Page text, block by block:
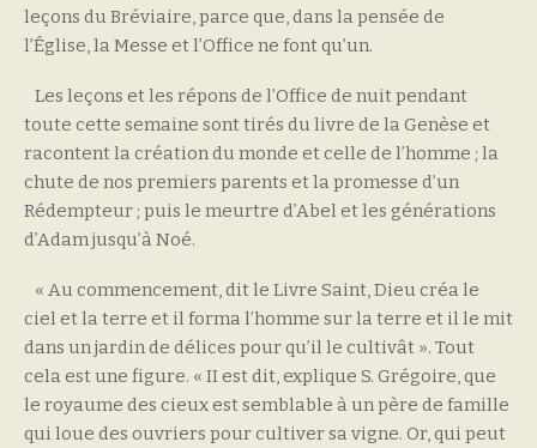
leçons du Bréviaire, parce que, dans la pensée de
l’Église, la Messe et l’Office ne font qu’un.
Les leçons et les répons de l’Office de nuit pendant
toute cette semaine sont tirés du livre de la Genèse et
racontent la création du monde et celle de l’homme ; la
chute de nos premiers parents et la promesse d’un
Rédempteur ; puis le meurtre d’Abel et les générations
d’Adam jusqu’à Noé.
« Au commencement, dit le Livre Saint, Dieu créa le
ciel et la terre et il forma l’homme sur la terre et il le mit
dans un jardin de délices pour qu’il le cultivât ». Tout
cela est une figure. « II est dit, explique S. Grégoire, que
le royaume des cieux est semblable à un père de famille
qui loue des ouvriers pour cultiver sa vigne. Or, qui peut